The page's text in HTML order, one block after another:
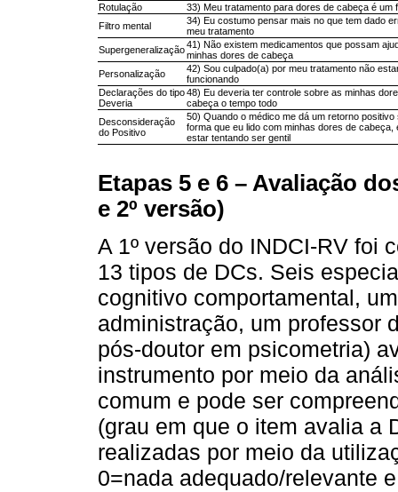
Rotulação
33) Meu tratamento para dores de cabeça é um
Filtro mental
34) Eu costumo pensar mais no que tem dado
meu tratamento
Supergeneralização41) Não existem medicamentos que possam
minhas dores de cabeça
Personalização
42) Sou culpado(a) por meu tratamento não
funcionando
Declarações do tipo
Deveria
48) Eu deveria ter controle sobre as minhas
cabeça o tempo todo
Desconsideração
do Positivo
50) Quando o médico me dá um retorno positivo
forma que eu lido com minhas dores de cabeça,
estar tentando ser gentil
Etapas 5 e 6 – Avaliação
e 2º versão)
A 1º versão do INDCI-RV foi
13 tipos de DCs. Seis
cognitivo comportamental,
administração, um professor
pós-doutor em psicometria)
instrumento por meio da
comum e pode ser
(grau em que o item avalia a
realizadas por meio da
0=nada adequado/relevante